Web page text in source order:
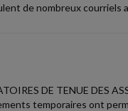
de nombreux
DE TENUE DES
temporaires ont